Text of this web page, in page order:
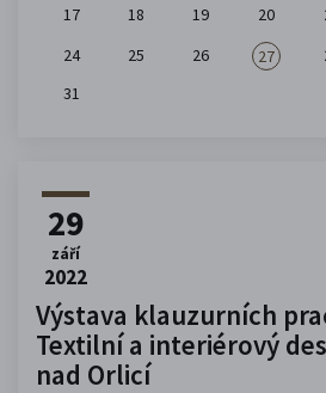
17
18 19 20
24
25 26 27
31
29
září
2022
Výstava klauzurních
Textilní a interiérový
nad Orlicí